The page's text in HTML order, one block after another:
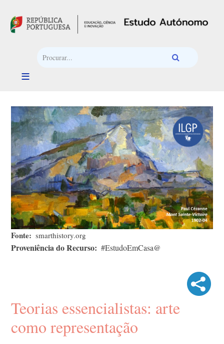
Fonte smarthistory.org
Proveniência do Recurso #EstudoEmCasa@
Teorias essencialistas: arte
como representação